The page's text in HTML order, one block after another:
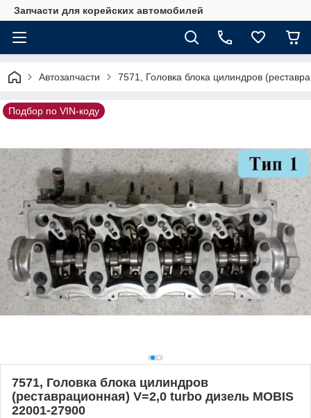
Запчасти для корейских автомобилей
Автозапчасти 7571, Головка блока цилиндров
Подбор по VIN-коду
7571, Головка блока цилиндров
(реставрационная) V=2,0 turbo дизель MOBIS
22001-27900